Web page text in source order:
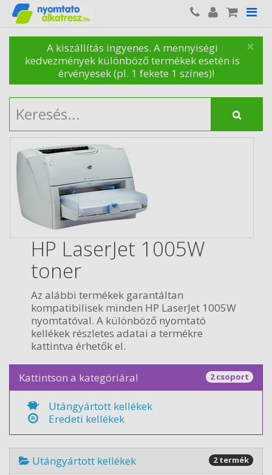
×
A kiszállítás ingyenes. A mennyiségi
kedvezmények különböző termékek esetén is
érvényesek (pl. 1 fekete 1 színes)!
HP LaserJet 1005W
toner
Az alábbi termékek garantáltan
kompatibilisek minden HP LaserJet 1005W
nyomtatóval. A különböző nyomtató
kellékek részletes adatai a termékre
kattintva érhetők el.
Kattintson a kategóriára! 2 csoport
Utángyártott kellékek
Eredeti kellékek
Utángyártott kellékek 2 termék